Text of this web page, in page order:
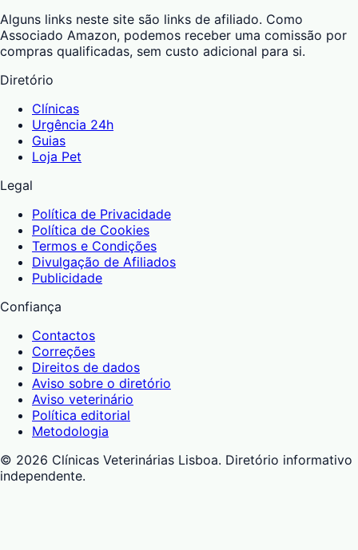
Alguns links neste site são links de afiliado. Como
Associado Amazon, podemos receber uma comissão por
compras qualificadas, sem custo adicional para si.
Diretório
Clínicas
Urgência 24h
Guias
Loja Pet
Legal
Política de Privacidade
Política de Cookies
Termos e Condições
Divulgação de Afiliados
Publicidade
Confiança
Contactos
Correções
Direitos de dados
Aviso sobre o diretório
Aviso veterinário
Política editorial
Metodologia
© 2026 Clínicas Veterinárias Lisboa. Diretório informativo
independente.